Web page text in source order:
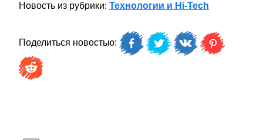
Новость из рубрики: Технологии и Hi-Tech
Поделиться новостью: